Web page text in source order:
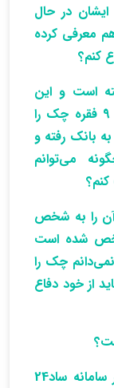
در حال
معرفی کرده
کنم؟
است و این
سرقت‌ها به مرور بوده و من فقط 9 فقره چک را
بانک رفته و
می‌توانم
را به شخص
شده است
چک را
از خود دفاع
روش ثبت چک سرقتی/مفقودی در سامانه ساد24